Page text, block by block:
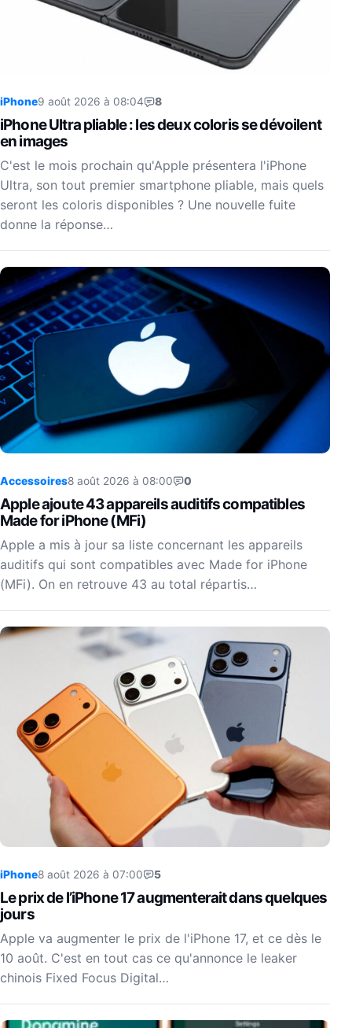
iPhone9 août 2026 à 08:04 8
iPhone Ultra pliable : les deux coloris se dévoilent
en images
C'est le mois prochain qu'Apple présentera l'iPhone
Ultra, son tout premier smartphone pliable, mais quels
seront les coloris disponibles ? Une nouvelle fuite
donne la réponse…
Accessoires8 août 2026 à 08:00 0
Apple ajoute 43 appareils auditifs compatibles
Made for iPhone (MFi)
Apple a mis à jour sa liste concernant les appareils
auditifs qui sont compatibles avec Made for iPhone
(MFi). On en retrouve 43 au total répartis…
iPhone8 août 2026 à 07:00 5
Le prix de l’iPhone 17 augmenterait dans quelques
jours
Apple va augmenter le prix de l'iPhone 17, et ce dès le
10 août. C'est en tout cas ce qu'annonce le leaker
chinois Fixed Focus Digital…